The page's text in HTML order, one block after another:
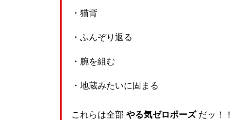
・猫背
・ふんぞり返る
・腕を組む
・地蔵みたいに固まる
これらは全部 やる気ゼロポーズだッ！！